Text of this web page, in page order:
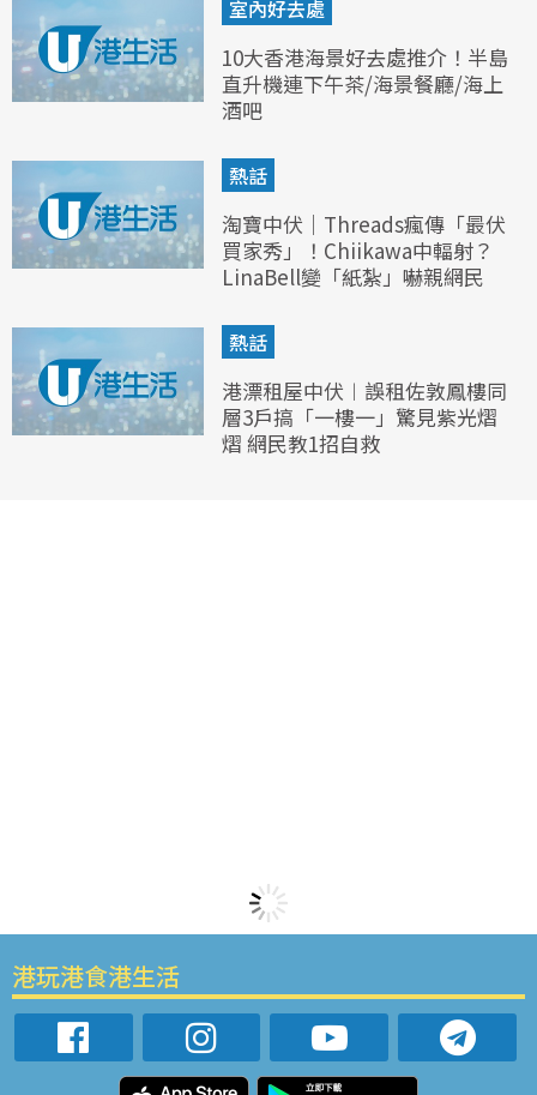
室內好去處
10大香港海景好去處推介！半島
直升機連下午茶/海景餐廳/海上
酒吧
熱話
淘寶中伏｜Threads瘋傳「最伏
買家秀」！Chiikawa中輻射？
LinaBell變「紙紮」嚇親網民
熱話
港漂租屋中伏︱誤租佐敦鳳樓同
層3戶搞「一樓一」驚見紫光熠
熠 網民教1招自救
港玩港食港生活